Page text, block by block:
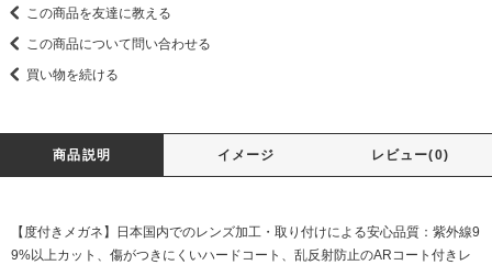
この商品を友達に教える
この商品について問い合わせる
買い物を続ける
商品説明 イメージ レビュー(0)
【度付きメガネ】日本国内でのレンズ加工・取り付けによる安心品質：紫外線9
9%以上カット、傷がつきにくいハードコート、乱反射防止のARコート付きレ